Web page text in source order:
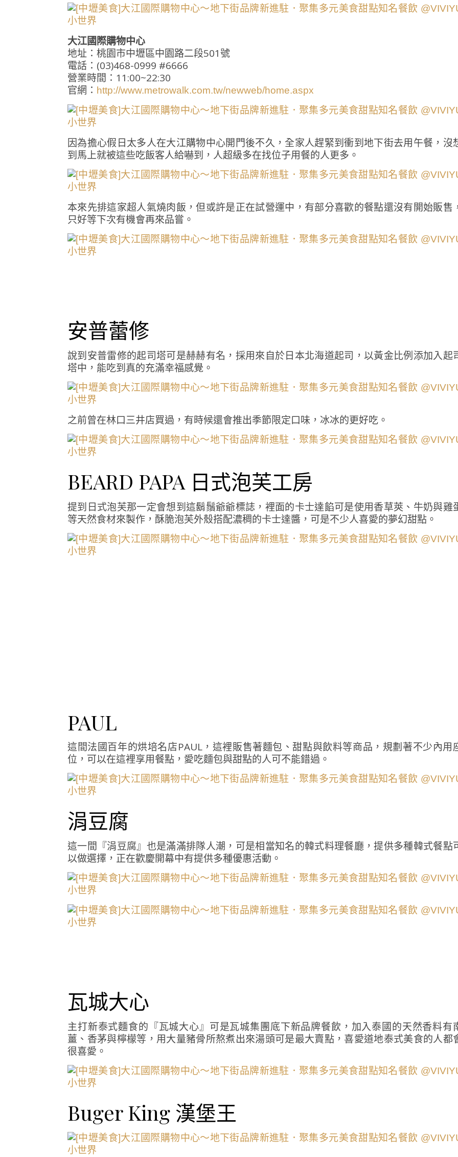
大江國際購物中心
地址：桃園市中壢區中園路二段501號
電話：(03)468-0999 #6666
營業時間：11:00~22:30
官網： http://www.metrowalk.com.tw/newweb/home.aspx
因為擔心假日太多人在大江購物中心開門後不久，全家人趕緊到衝到地下街去用午餐，沒
到馬上就被這些吃飯客人給嚇到，人超級多在找位子用餐的人更多。
本來先排這家超人氣燒肉飯，但或許是正在試營運中，有部分喜歡的餐點還沒有開始販售
只好等下次有機會再來品嘗。
安普蕾修
說到安普雷修的起司塔可是赫赫有名，採用來自於日本北海道起司，以黃金比例添加入起
塔中，能吃到真的充滿幸福感覺。
之前曾在林口三井店買過，有時候還會推出季節限定口味，冰冰的更好吃。
BEARD PAPA 日式泡芙工房
提到日式泡芙那一定會想到這鬍鬚爺爺標誌，裡面的卡士達餡可是使用香草莢、牛奶與雞
等天然食材來製作，酥脆泡芙外殼搭配濃稠的卡士達醬，可是不少人喜愛的夢幻甜點。
PAUL
這間法國百年的烘培名店PAUL，這裡販售著麵包、甜點與飲料等商品，規劃著不少內用
位，可以在這裡享用餐點，愛吃麵包與甜點的人可不能錯過。
涓豆腐
這一間『涓豆腐』也是滿滿排隊人潮，可是相當知名的韓式料理餐廳，提供多種韓式餐點
以做選擇，正在歡慶開幕中有提供多種優惠活動。
瓦城大心
主打新泰式麵食的『瓦城大心』可是瓦城集團底下新品牌餐飲，加入泰國的天然香料有
薑、香茅與檸檬等，用大量豬骨所熬煮出來湯頭可是最大賣點，喜愛道地泰式美食的人都
很喜愛。
Buger King 漢堡王